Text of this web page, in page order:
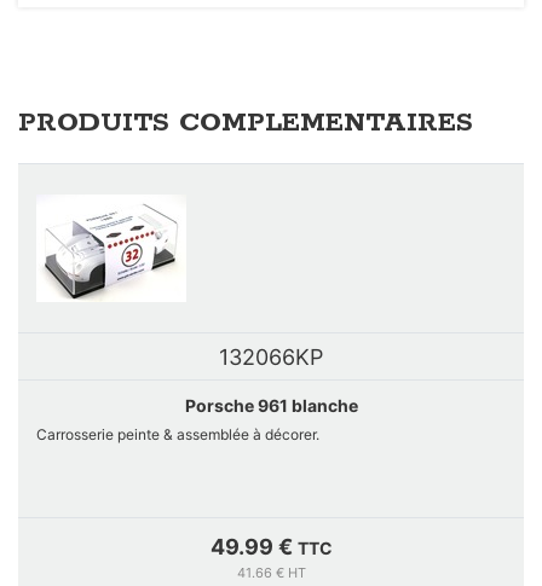
PRODUITS COMPLEMENTAIRES
132066KP
Porsche 961 blanche
Carrosserie peinte & assemblée à décorer.
49.99 € TTC
41.66 € HT